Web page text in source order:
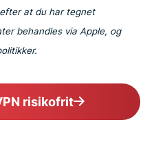
at du har tegnet
behandles via Apple, og
risikofrit